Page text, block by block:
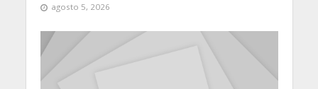
agosto 5, 2026